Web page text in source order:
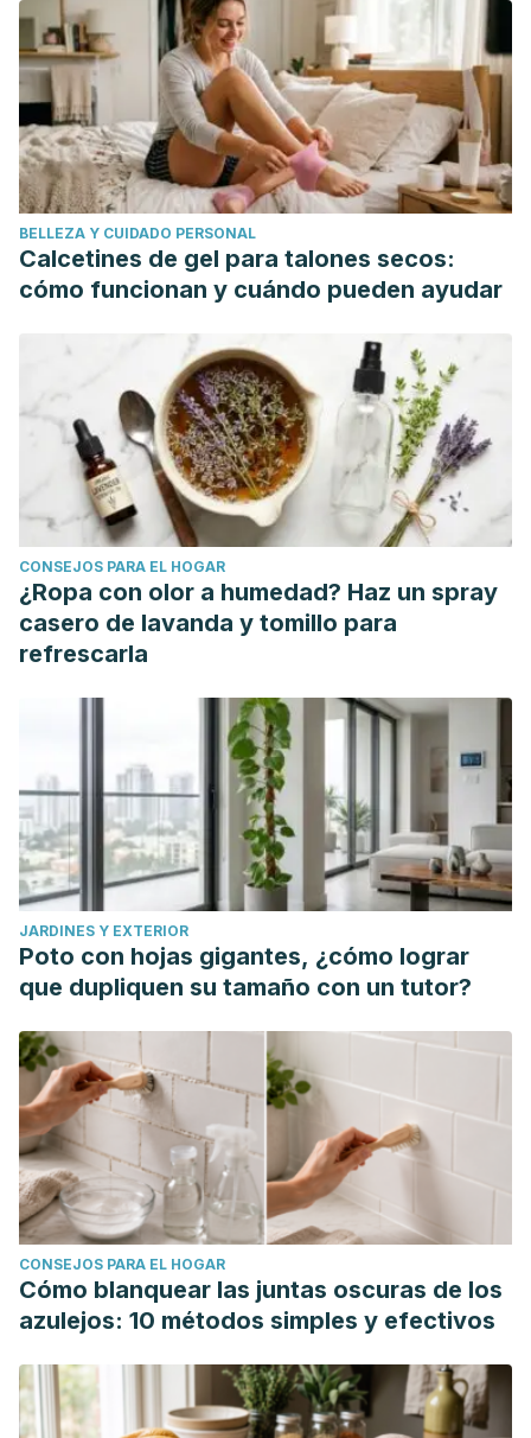
Gurrola Díaz C., et al., The importance of lactose in the
human diet: outcomes of a mexican consensus meeting.
Nutrients, 2019.
Nardocci M., Leclerc BS., Louzada ML., Augusto Monteiro
C., et al., Consumption of ultra processed foods and
obesity in Canada. Can J Public Health, 2019. 110 (1): 4-14.
BELLEZA Y CUIDADO PERSONAL
Calcetines de gel para talones secos:
cómo funcionan y cuándo pueden ayudar
CONSEJOS PARA EL HOGAR
¿Ropa con olor a humedad? Haz un spray
casero de lavanda y tomillo para
refrescarla
JARDINES Y EXTERIOR
Poto con hojas gigantes, ¿cómo lograr
que dupliquen su tamaño con un tutor?
CONSEJOS PARA EL HOGAR
Cómo blanquear las juntas oscuras de los
azulejos: 10 métodos simples y efectivos